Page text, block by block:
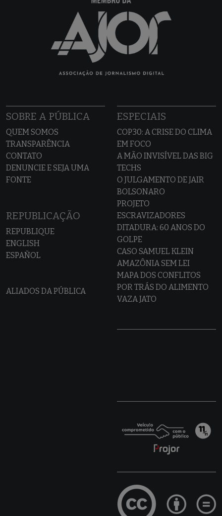
SOBRE A PÚBLICA
QUEM SOMOS
TRANSPARÊNCIA
CONTATO
DENUNCIE E SEJA UMA
FONTE
REPUBLICAÇÃO
REPUBLIQUE
ENGLISH
ESPAÑOL
ALIADOS DA PÚBLICA
ESPECIAIS
COP30: A CRISE DO CLIMA
EM FOCO
A MÃO INVISÍVEL DAS BIG
TECHS
O JULGAMENTO DE JAIR
BOLSONARO
PROJETO
ESCRAVIZADORES
DITADURA: 60 ANOS DO
GOLPE
CASO SAMUEL KLEIN
AMAZÔNIA SEM LEI
MAPA DOS CONFLITOS
POR TRÁS DO ALIMENTO
VAZA JATO